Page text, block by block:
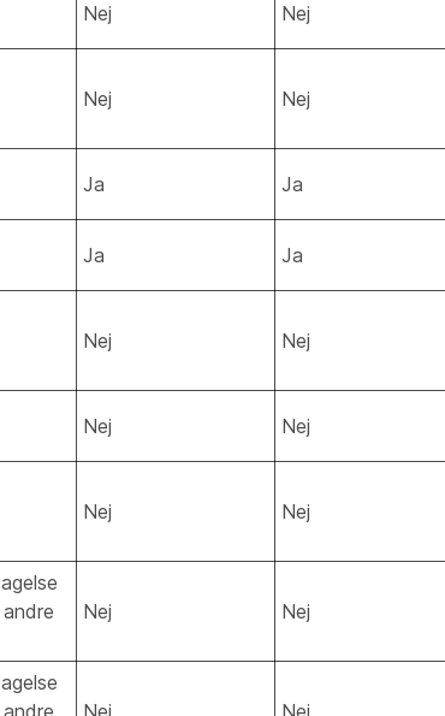
Nej Nej
Nej Nej
Ja Ja
Ja Ja
Nej Nej
Nej Nej
Nej Nej
Nej Nej
Nej Nej